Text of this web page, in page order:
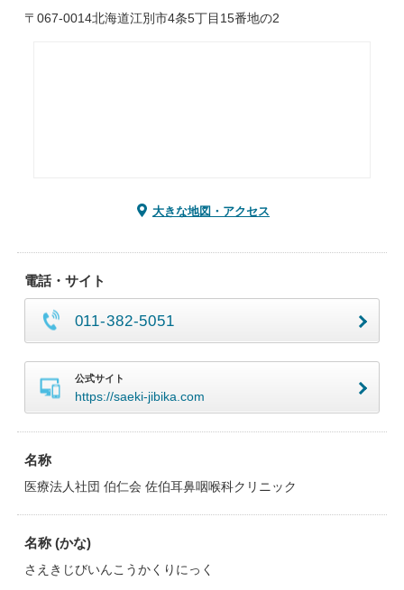
〒067-0014北海道江別市4条5丁目15番地の2
大きな地図・アクセス
電話・サイト
011-382-5051
公式サイト
https://saeki-jibika.com
名称
医療法人社団 伯仁会 佐伯耳鼻咽喉科クリニック
名称 (かな)
さえきじびいんこうかくりにっく